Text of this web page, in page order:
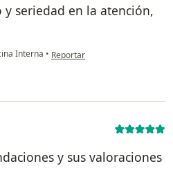
seriedad en la atención,
Interna • en opinión del usuario Rocio vzqz
Reportar
y sus valoraciones